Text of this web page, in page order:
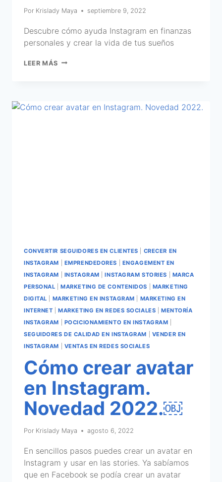
Por Krislady Maya septiembre 9, 2022
Descubre cómo ayuda Instagram en finanzas
personales y crear la vida de tus sueños
LEER MÁS
CONVERTIR SEGUIDORES EN CLIENTES
CRECER EN
INSTAGRAM
EMPRENDEDORES
ENGAGEMENT EN
INSTAGRAM
INSTAGRAM |INSTAGRAM STORIES
MARCA
PERSONAL |MARKETING DE CONTENIDOS
MARKETING
DIGITAL
MARKETING EN INSTAGRAM
MARKETING EN
INTERNET |MARKETING EN REDES SOCIALES
MENTORÍA
INSTAGRAM
POCICIONAMIENTO EN INSTAGRAM
SEGUIDORES DE CALIDAD EN INSTAGRAM
VENDER EN
INSTAGRAM
VENTAS EN REDES SOCIALES
Cómo crear avatar
en Instagram.
Novedad 2022.￼
Por Krislady Maya agosto 6, 2022
En sencillos pasos puedes crear un avatar en
Instagram y usar en las stories. Ya sabíamos
que en Facebook se podía crear un avatar